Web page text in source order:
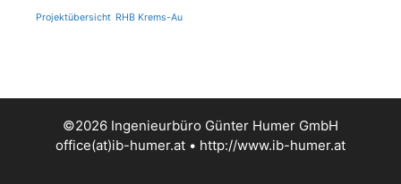
Projektübersicht RHB Krems-Au
©2026 Ingenieurbüro Günter Humer GmbH
office(at)ib-humer.at • http://www.ib-humer.at